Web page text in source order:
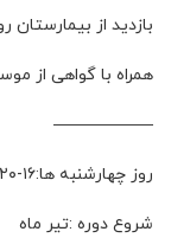
بازدید از بیمارستان
همراه با گواهی از
——————
روز چهارشنبه ها:۱۶-۲۰
شروع دوره :تیر ماه